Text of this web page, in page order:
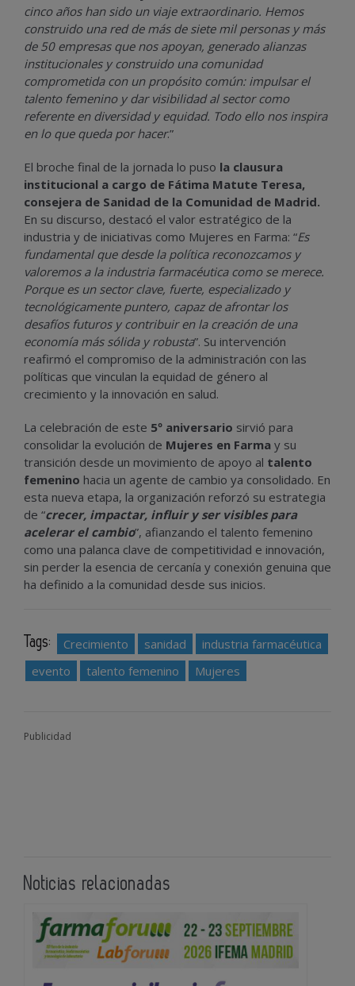
cinco años han sido un viaje extraordinario. Hemos
construido una red de más de siete mil personas y más
de 50 empresas que nos apoyan, generado alianzas
institucionales y construido una comunidad
comprometida con un propósito común: impulsar el
talento femenino y dar visibilidad al sector como
referente en diversidad y equidad. Todo ello nos inspira
en lo que queda por hacer.”
El broche final de la jornada lo puso la clausura
institucional a cargo de Fátima Matute Teresa,
consejera de Sanidad de la Comunidad de Madrid.
En su discurso, destacó el valor estratégico de la
industria y de iniciativas como Mujeres en Farma: “Es
fundamental que desde la política reconozcamos y
valoremos a la industria farmacéutica como se merece.
Porque es un sector clave, fuerte, especializado y
tecnológicamente puntero, capaz de afrontar los
desafíos futuros y contribuir en la creación de una
economía más sólida y robusta”. Su intervención
reafirmó el compromiso de la administración con las
políticas que vinculan la equidad de género al
crecimiento y la innovación en salud.
La celebración de este 5º aniversario sirvió para
consolidar la evolución de Mujeres en Farma y su
transición desde un movimiento de apoyo al talento
femenino hacia un agente de cambio ya consolidado. En
esta nueva etapa, la organización reforzó su estrategia
de “crecer, impactar, influir y ser visibles para
acelerar el cambio”, afianzando el talento femenino
como una palanca clave de competitividad e innovación,
sin perder la esencia de cercanía y conexión genuina que
ha definido a la comunidad desde sus inicios.
Tags: Crecimiento sanidad
industria farmacéutica
evento
talento femenino Mujeres
Publicidad
Noticias relacionadas